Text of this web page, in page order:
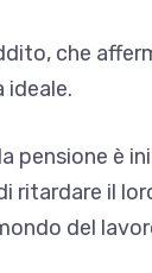
che
ideale.
la pensione è
ritardare il
del